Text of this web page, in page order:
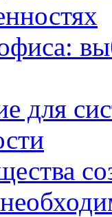
для